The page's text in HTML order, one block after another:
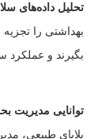
تحلیل داده‌های
بهداشتی را
بگیرند و عملکرد
توانایی مدیریت
بلایای طبیعی،